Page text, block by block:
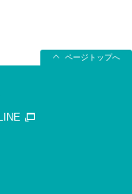
ページトップへ